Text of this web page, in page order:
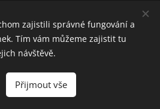
Telč - bloxx.cz
zajistili správné fungování a
Tím vám můžeme zajistit tu
návštěvě.
Přijmout vše